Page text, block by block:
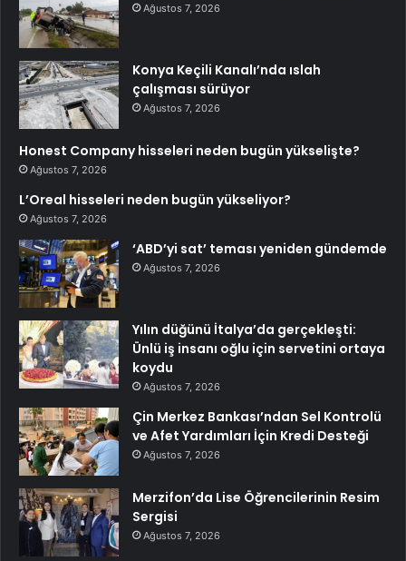
Ağustos 7, 2026
Konya Keçili Kanalı’nda ıslah
çalışması sürüyor
Ağustos 7, 2026
Honest Company hisseleri neden bugün yükselişte?
Ağustos 7, 2026
L’Oreal hisseleri neden bugün yükseliyor?
Ağustos 7, 2026
‘ABD’yi sat’ teması yeniden gündemde
Ağustos 7, 2026
Yılın düğünü İtalya’da gerçekleşti:
Ünlü iş insanı oğlu için servetini ortaya
koydu
Ağustos 7, 2026
Çin Merkez Bankası’ndan Sel Kontrolü
ve Afet Yardımları İçin Kredi Desteği
Ağustos 7, 2026
Merzifon’da Lise Öğrencilerinin Resim
Sergisi
Ağustos 7, 2026